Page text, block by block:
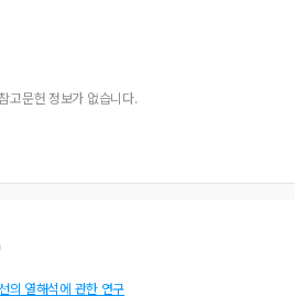
고문헌 정보가 없습니다.
의 열해석에 관한 연구